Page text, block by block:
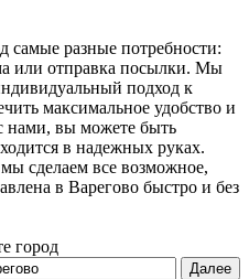
самые разные потребности:
или отправка посылки. Мы
подход к
максимальное удобство и
нами, вы можете быть
в надежных руках.
сделаем все возможное,
в Варегово быстро и без
город
Далее